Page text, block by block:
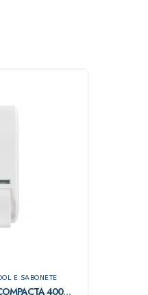
E SABONETE
URBAN SABONETEIRA COMPACTA 400ML BRANCA